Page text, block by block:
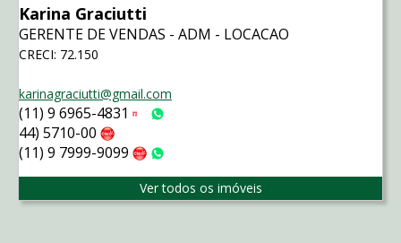
Karina Graciutti
GERENTE DE VENDAS - ADM - LOCACAO
CRECI: 72.150
karinagraciutti@gmail.com
(11) 9 6965-4831 Tim
44) 5710-00
(11) 9 7999-9099 Claro
Ver todos os imóveis